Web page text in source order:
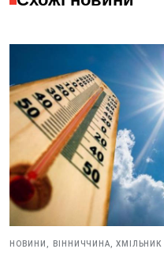
НОВИНИ, ВІННИЧЧИНА, ХМІЛЬНИК